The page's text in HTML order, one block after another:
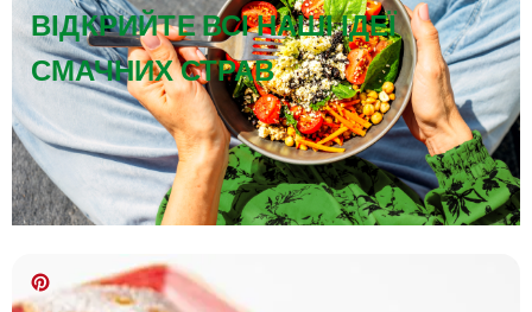
ВІДКРИЙТЕ ВСІ НАШІ ІДЕЇ
СМАЧНИХ СТРАВ